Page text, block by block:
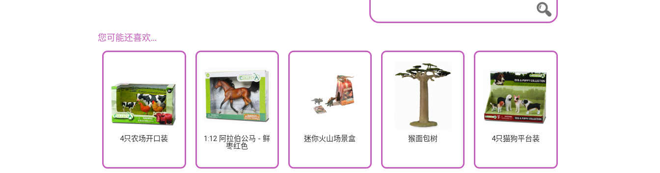
您可能还喜欢…
4只农场开口装
1:12 阿拉伯公马 - 鲜
枣红色
迷你火山场景盒 猴面包树 4只猫狗平台装